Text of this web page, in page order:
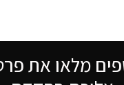
מלאו את